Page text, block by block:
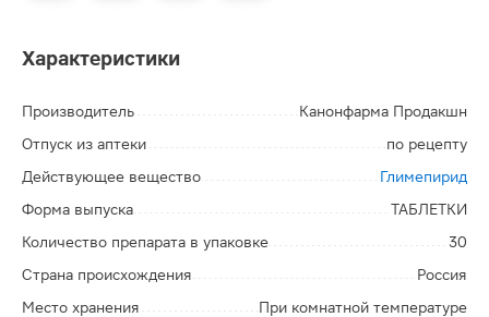
Характеристики
Производитель
Канонфарма Продакшн
Отпуск из аптеки
по рецепту
Действующее вещество
Глимепирид
Форма выпуска
ТАБЛЕТКИ
Количество препарата в упаковке
30
Страна происхождения
Россия
Место хранения
При комнатной температуре